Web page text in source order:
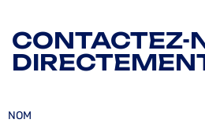
CONTACTEZ-
NOM